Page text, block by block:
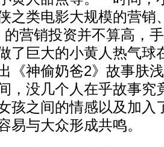
之类电影大规模的营销
的营销投资并不算高，
了巨大的小黄人热气球
《神偷奶爸2》故事肤
，没几个人在乎故事究
孩之间的情感以及加入
易与大众形成共鸣。